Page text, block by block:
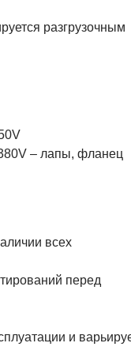
разгрузочным
– лапы, фланец
всех
перед
и